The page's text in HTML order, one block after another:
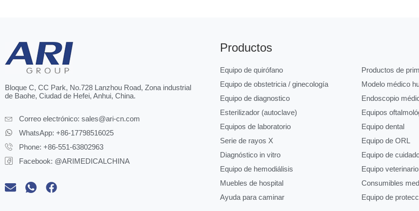
Bloque C, CC Park, No.728 Lanzhou Road, Zona industrial
de Baohe, Ciudad de Hefei, Anhui, China.
Correo electrónico: sales@ari-cn.com
WhatsApp: +86-17798516025
Phone: +86-551-63802963
Facebook: @ARIMEDICALCHINA
Productos
Equipo de quirófano
Equipo de obstetricia / ginecología
Equipo de diagnostico
Esterilizador (autoclave)
Equipos de laboratorio
Serie de rayos X
Diagnóstico in vitro
Equipo de hemodiálisis
Muebles de hospital
Ayuda para caminar
Productos de
Modelo médico
Endoscopio
Equipos
Equipo dental
Equipo de ORL
Equipo de
Equipo veterinario
Consumibles
Equipo de